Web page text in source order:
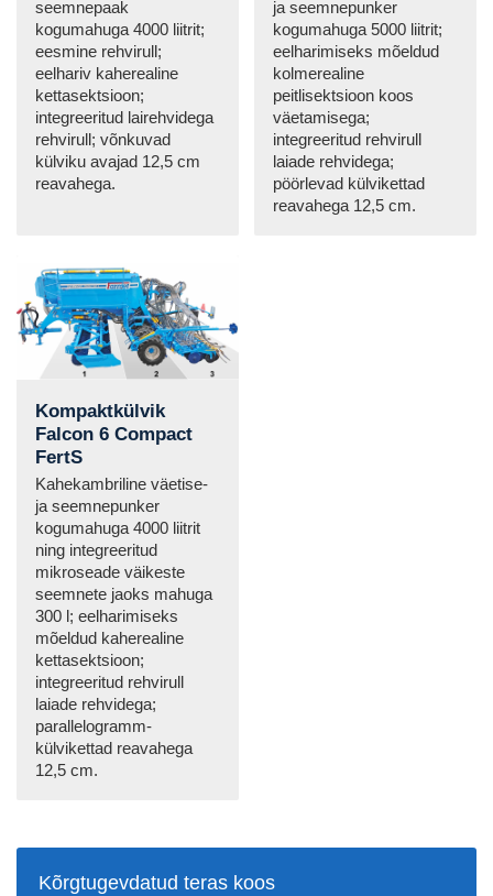
seemnepaak
kogumahuga 4000 liitrit;
eesmine rehvirull;
eelhariv kaherealine
kettasektsioon;
integreeritud lairehvidega
rehvirull; võnkuvad
külviku avajad 12,5 cm
reavahega.
ja seemnepunker
kogumahuga 5000 liitrit;
eelharimiseks mõeldud
kolmerealine
peitlisektsioon koos
väetamisega;
integreeritud rehvirull
laiade rehvidega;
pöörlevad külvikettad
reavahega 12,5 cm.
Kompaktkülvik
Falcon 6 Compact
FertS
Kahekambriline väetise-
ja seemnepunker
kogumahuga 4000 liitrit
ning integreeritud
mikroseade väikeste
seemnete jaoks mahuga
300 l; eelharimiseks
mõeldud kaherealine
kettasektsioon;
integreeritud rehvirull
laiade rehvidega;
parallelogramm-
külvikettad reavahega
12,5 cm.
Kõrgtugevdatud teras koos